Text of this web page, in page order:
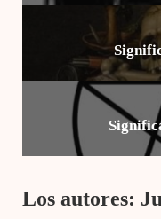
Los autores: